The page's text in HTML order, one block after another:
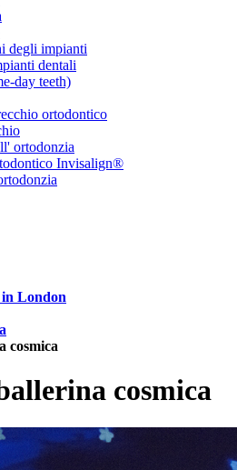
degli impianti
dentali
day teeth)
ortodontico
ortodonzia
Invisalign®
London
cosmica
cosmica